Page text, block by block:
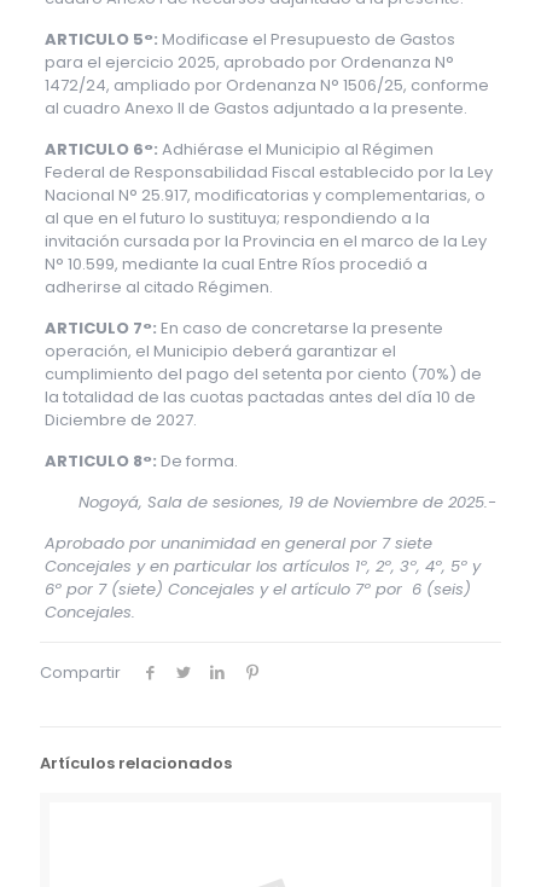
ARTICULO 5°: Modificase el Presupuesto de Gastos
para el ejercicio 2025, aprobado por Ordenanza N°
1472/24, ampliado por Ordenanza N° 1506/25, conforme
al cuadro Anexo II de Gastos adjuntado a la presente.
ARTICULO 6°: Adhiérase el Municipio al Régimen
Federal de Responsabilidad Fiscal establecido por la Ley
Nacional N° 25.917, modificatorias y complementarias, o
al que en el futuro lo sustituya; respondiendo a la
invitación cursada por la Provincia en el marco de la Ley
N° 10.599, mediante la cual Entre Ríos procedió a
adherirse al citado Régimen.
ARTICULO 7°: En caso de concretarse la presente
operación, el Municipio deberá garantizar el
cumplimiento del pago del setenta por ciento (70%) de
la totalidad de las cuotas pactadas antes del día 10 de
Diciembre de 2027.
ARTICULO 8°: De forma.
Nogoyá, Sala de sesiones, 19 de Noviembre de 2025.-
Aprobado por unanimidad en general por 7 siete
Concejales y en particular los artículos 1º, 2º, 3º, 4º, 5º y
6º por 7 (siete) Concejales y el artículo 7º por 6 (seis)
Concejales.
Compartir
Artículos relacionados